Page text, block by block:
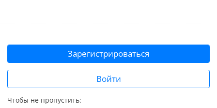
Зарегистрироваться
Войти
Чтобы не пропустить: